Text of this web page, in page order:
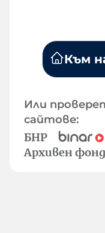
Към
Или
сайтове:
БНР
Архивен